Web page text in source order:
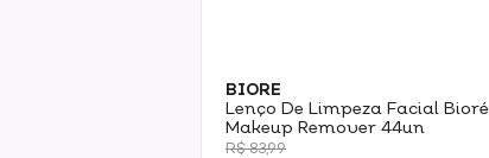
BIORE
Lenço De Limpeza Facial Bioré
Makeup Remover 44un
R$ 83,99